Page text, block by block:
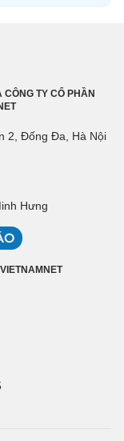
TY CỔ PHẦN
2, Đống Đa, Hà Nội
Hưng